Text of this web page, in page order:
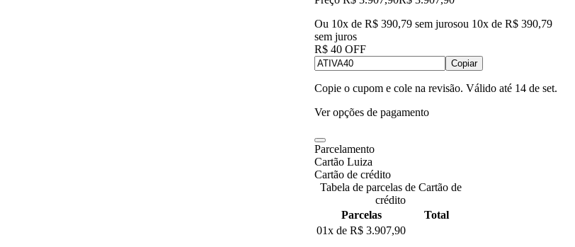
Ou 10x de R$ 390,79 sem jurosou 10x de R$ 390,79
sem juros
R$ 40 OFF
Copiar
Copie o cupom e cole na revisão. Válido até 14 de set.
Ver opções de pagamento
Parcelamento
Cartão Luiza
Cartão de crédito
Tabela de parcelas de Cartão de
crédito
Parcelas
Total
01x de R$ 3.907,90